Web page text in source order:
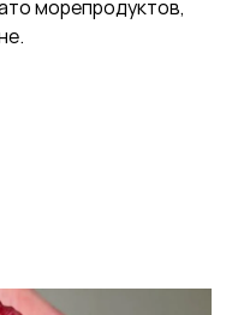
морепродуктов,